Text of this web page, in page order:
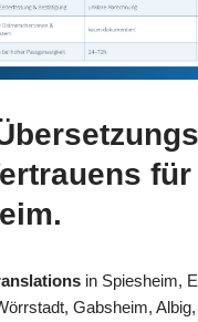
für
in Spiesheim,
Gabsheim,